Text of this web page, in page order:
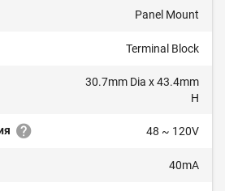
Panel Mount
Terminal Block
30.7mm Dia x 43.4mm
H
48 ~ 120V
40mA